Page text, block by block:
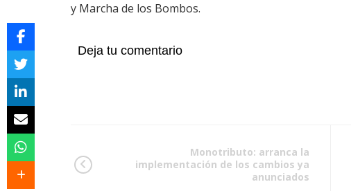
y Marcha de los Bombos.
Deja tu comentario
Monotributo: arranca la
implementación de los cambios ya
anunciados